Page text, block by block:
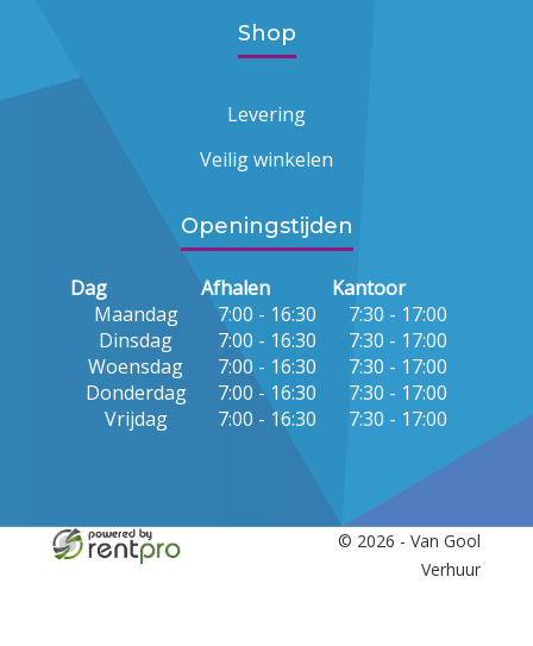
Shop
Levering
Veilig winkelen
Openingstijden
Dag Afhalen
Kantoor
Maandag
7:00 - 16:30
7:30 - 17:00
Dinsdag
7:00 - 16:30
7:30 - 17:00
Woensdag
7:00 - 16:30
7:30 - 17:00
Donderdag
7:00 - 16:30
7:30 - 17:00
Vrijdag
7:00 - 16:30 7:30 - 17:00
© 2026 - Van Gool
Verhuur